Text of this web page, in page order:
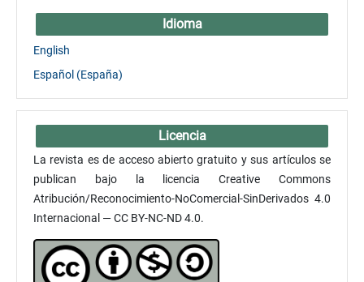
Idioma
English
Español (España)
Licencia
La revista es de acceso abierto gratuito y sus artículos se
publican bajo la licencia Creative Commons
Atribución/Reconocimiento-NoComercial-SinDerivados 4.0
Internacional — CC BY-NC-ND 4.0.